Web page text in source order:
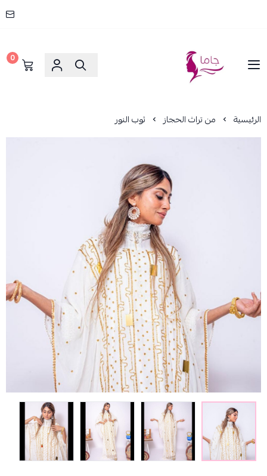
جاما _ JAMA
0
الرئيسية من تراث الحجاز ثوب النور